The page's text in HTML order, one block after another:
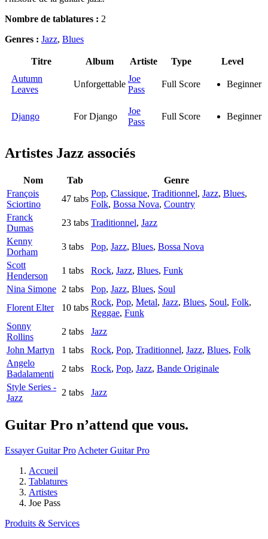
Nombre de tablatures : 2
Genres : Jazz, Blues
Titre Album Artiste Type
Level
Autumn
Leaves
Unforgettable
Joe
Pass
Full Score Beginner
Django For Django
Joe
Pass
Full Score Beginner
Artistes Jazz associés
Nom Tab
Genre
François
Sciortino
47 tabs
Pop, Classique, Traditionnel, Jazz, Blues,
Folk, Bossa Nova, Country
Franck
Dumas
23 tabs Traditionnel, Jazz
Kenny
Dorham
3 tabs Pop, Jazz, Blues, Bossa Nova
Scott
Henderson
1 tabs Rock, Jazz, Blues, Funk
Nina Simone 2 tabs Pop, Jazz, Blues, Soul
Florent Elter
10 tabs
Rock, Pop, Metal, Jazz, Blues, Soul, Folk,
Reggae, Funk
Sonny
Rollins
2 tabs
Jazz
John Martyn
1 tabs Rock, Pop, Traditionnel, Jazz, Blues, Folk
Angelo
Badalamenti
2 tabs Rock, Pop, Jazz, Bande Originale
Style Series -
Jazz
2 tabs Jazz
Guitar Pro n’attend que vous.
Essayer Guitar Pro Acheter Guitar Pro
Accueil
Tablatures
Artistes
Joe Pass
Produits & Services